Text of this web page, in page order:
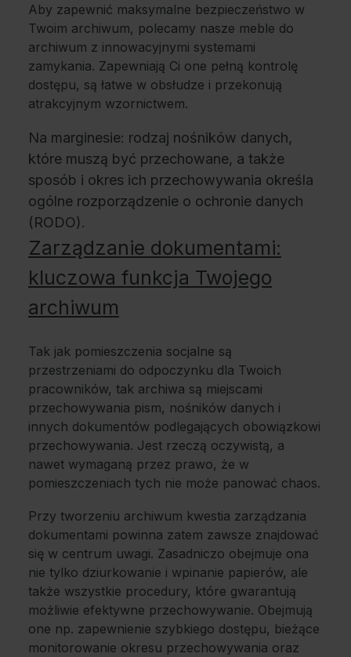
Aby zapewnić maksymalne bezpieczeństwo w
Twoim archiwum, polecamy nasze meble do
archiwum z innowacyjnymi systemami
zamykania. Zapewniają Ci one pełną kontrolę
dostępu, są łatwe w obsłudze i przekonują
atrakcyjnym wzornictwem.
Na marginesie: rodzaj nośników danych,
które muszą być przechowane, a także
sposób i okres ich przechowywania określa
ogólne rozporządzenie o ochronie danych
(RODO).
Zarządzanie dokumentami:
kluczowa funkcja Twojego
archiwum
Tak jak pomieszczenia socjalne są
przestrzeniami do odpoczynku dla Twoich
pracowników, tak archiwa są miejscami
przechowywania pism, nośników danych i
innych dokumentów podlegających obowiązkowi
przechowywania. Jest rzeczą oczywistą, a
nawet wymaganą przez prawo, że w
pomieszczeniach tych nie może panować chaos.
Przy tworzeniu archiwum kwestia zarządzania
dokumentami powinna zatem zawsze znajdować
się w centrum uwagi. Zasadniczo obejmuje ona
nie tylko dziurkowanie i wpinanie papierów, ale
także wszystkie procedury, które gwarantują
możliwie efektywne przechowywanie. Obejmują
one np. zapewnienie szybkiego dostępu, bieżące
monitorowanie okresu przechowywania oraz